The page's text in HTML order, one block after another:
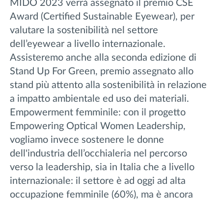
MIDO 2023 verrà assegnato il premio CSE
Award (Certified Sustainable Eyewear), per
valutare la sostenibilità nel settore
dell’eyewear a livello internazionale.
Assisteremo anche alla seconda edizione di
Stand Up For Green, premio assegnato allo
stand più attento alla sostenibilità in relazione
a impatto ambientale ed uso dei materiali.
Empowerment femminile: con il progetto
Empowering Optical Women Leadership,
vogliamo invece sostenere le donne
dell'industria dell’occhialeria nel percorso
verso la leadership, sia in Italia che a livello
internazionale: il settore è ad oggi ad alta
occupazione femminile (60%), ma è ancora